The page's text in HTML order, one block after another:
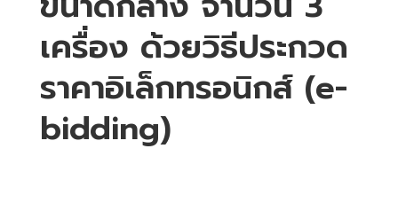
เครื่อง ด้วยวิธีประกวด
ราคาอิเล็กทรอนิกส์ (e-
bidding)